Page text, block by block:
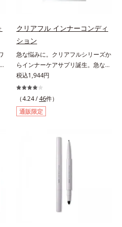
アイテム同士をなじみやすくする
8アイテム分の機能を3ステップに集
約し、よりシンプルなお手入れで、
ハリ・ツヤのある好印象な清潔透明
肌(*1)へ導きます。*1 うるおいによ
る透明感のある肌*2 男性の顔画像
を用いた印象評価において、基準画
像に対して、頬全体に輝度分布がな
2022年12月22日時点で、科学文献
データベースPubMed及びGoogle
scholarにより国内化粧品業界にお
いて該当文献がないことを確認（ポ
ーラ化成研究所調べ）
クリアフル インナーコンディ
ション
急な悩みに。クリアフルシリーズか
らインナーケアサプリ誕生。急な悩
みに。ケアに行き詰まったすべての
女性に送る、「クリアフルシリー
ズ」のオールインワンサプリメント
です。ビタミンB1とB2を配合。ビ
タミンB6とビタミンCは、タイムリ
放出されます。またすこやかな美し
さのために、和漢植物由来成分とセ
ラミドをプラス。さらにストレス社
会に負けないためのGABAも配合し
ました。現代社会を生き抜く女性の
すこやかな毎日を応援します。
税込1,944円
（4.24 / 46件）
通販限定